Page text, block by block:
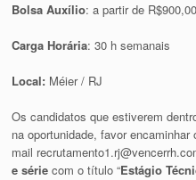
Bolsa Auxílio: a partir de
Carga Horária: 30 h semanais
Local: Méier / RJ
Os candidatos que estiverem
na oportunidade, favor
mail
e série com o título “Estágio